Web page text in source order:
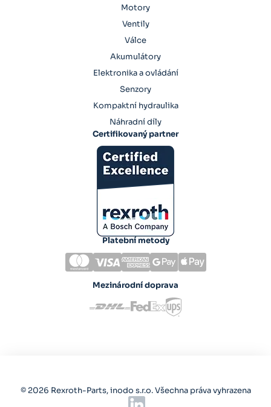
Motory
Ventily
Válce
Akumulátory
Elektronika a ovládání
Senzory
Kompaktní hydraulika
Náhradní díly
Certifikovaný partner
Platební metody
Mezinárodní doprava
© 2026 Rexroth-Parts, inodo s.r.o. Všechna práva vyhrazena